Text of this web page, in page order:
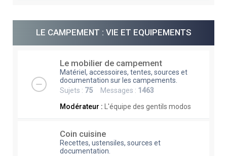
LE CAMPEMENT : VIE ET EQUIPEMENTS
Le mobilier de campement
Matériel, accessoires, tentes, sources et
documentation sur les campements.
Sujets : 75 Messages : 1463
Modérateur :
L'équipe des gentils modos
Coin cuisine
Recettes, ustensiles, sources et
documentation.